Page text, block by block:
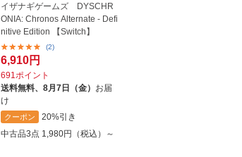
イザナギゲームズ DYSCHR
ONIA: Chronos Alternate - Defi
nitive Edition 【Switch】
(2)
6,910円
691ポイント
送料無料、 8月7日（金） お届
け
クーポン
20%引き
中古品3点 1,980円（税込）～